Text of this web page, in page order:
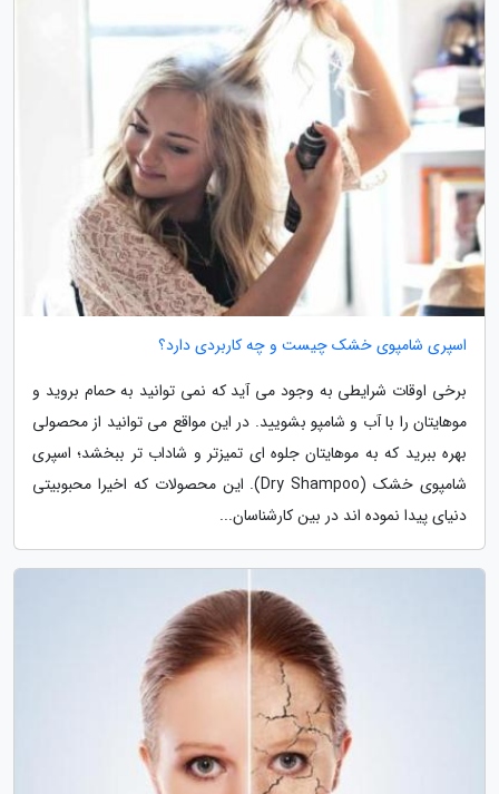
اسپری شامپوی خشک چیست و چه کاربردی دارد؟
برخی اوقات شرایطی به وجود می آید که نمی توانید به حمام بروید و
موهایتان را با آب و شامپو بشویید. در این مواقع می توانید از محصولی
بهره ببرید که به موهایتان جلوه ای تمیزتر و شاداب تر ببخشد؛ اسپری
شامپوی خشک (Dry Shampoo). این محصولات که اخیرا محبوبیتی
دنیای پیدا نموده اند در بین کارشناسان...